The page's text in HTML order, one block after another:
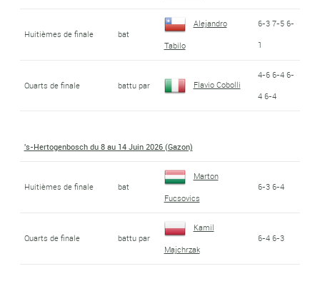
Huitièmes de finale bat
Alejandro
Tabilo
6-3 7-5 6-
1
Quarts de finale battu par Flavio Cobolli
4-6 6-4 6-
4 6-4
's-Hertogenbosch du 8 au 14 Juin 2026 (Gazon)
Huitièmes de finale bat
Marton
Fucsovics
6-3 6-4
Quarts de finale battu par
Kamil
Majchrzak
6-4 6-3